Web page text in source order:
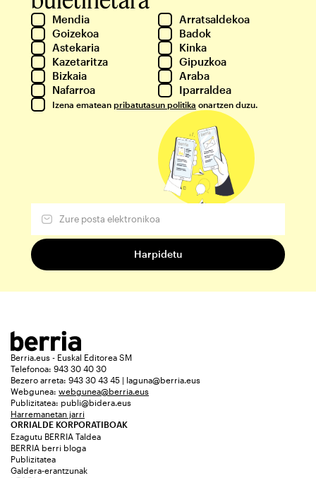
Mendia
Arratsaldekoa
Goizekoa
Badok
Astekaria
Kinka
Kazetaritza
Gipuzkoa
Bizkaia
Araba
Nafarroa
Iparraldea
Izena ematean pribatutasun politika onartzen duzu.
Berria.eus - Euskal Editorea SM
Telefonoa: 943 30 40 30
Bezero arreta: 943 30 43 45 | laguna@berria.eus
Webgunea: webgunea@berria.eus
Publizitatea: publi@bidera.eus
Harremanetan jarri
ORRIALDE KORPORATIBOAK
Ezagutu BERRIA Taldea
BERRIA berri bloga
Publizitatea
Galdera-erantzunak